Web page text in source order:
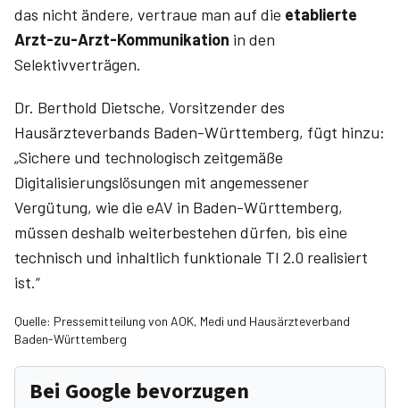
das nicht ändere, vertraue man auf die etablierte
Arzt-zu-Arzt-Kommunikation in den
Selektivverträgen.
Dr. Berthold Dietsche, Vorsitzender des
Hausärzteverbands Baden-Württemberg, fügt hinzu:
„Sichere und technologisch zeitgemäße
Digitalisierungslösungen mit angemessener
Vergütung, wie die eAV in Baden-Württemberg,
müssen deshalb weiterbestehen dürfen, bis eine
technisch und inhaltlich funktionale TI 2.0 realisiert
ist.“
Quelle: Pressemitteilung von AOK, Medi und Hausärzteverband
Baden-Württemberg
Bei Google bevorzugen